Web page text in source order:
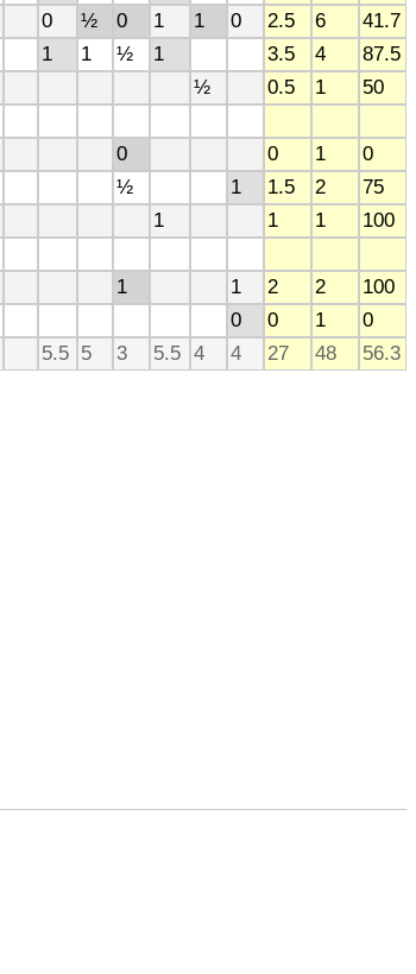
0 ½ 0 1 1 0 2.5 6
41.7
1 1 ½ 1 3.5 4
87.5
½ 0.5 1
50
0 0 1
0
½ 1 1.5 2
75
1 1 1
100
1 1 2 2
100
0 0 1
0
5.5 5 3 5.5 4 4 27 48 56.3